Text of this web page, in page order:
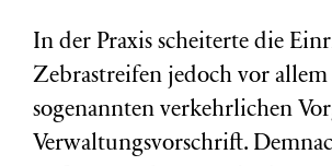
In der Praxis scheiterte die
Zebrastreifen jedoch vor allem
sogenannten verkehrlichen
Verwaltungsvorschrift.